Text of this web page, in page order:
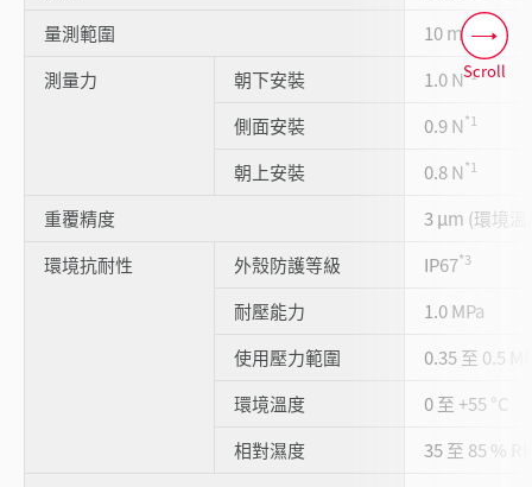
量測範圍
10 mm
測量力
朝下安裝 1.0 N*1
側面安裝 0.9 N*1
朝上安裝 0.8 N*1
重覆精度
3 µm (環境溫
環境抗耐性
外殼防護等級 IP67*3
耐壓能力
1.0 MPa
使用壓力範圍
0.35 至 0.5
環境溫度
0 至 +55 °C
相對濕度
35 至 85 %
Scroll